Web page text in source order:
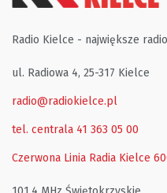
Radio Kielce - największe
ul. Radiowa 4, 25-317 Kielce
radio@radiokielce.pl
tel. centrala 41 363 05 00
Czerwona Linia Radia Kielce